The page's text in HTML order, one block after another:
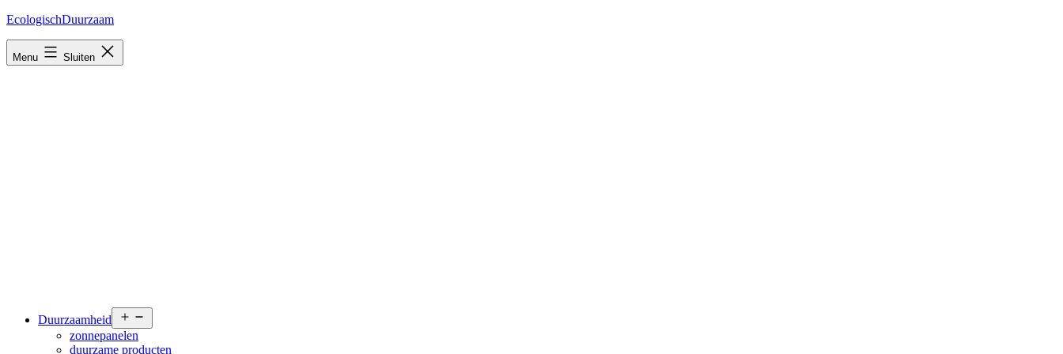
Ga
inhoud
EcologischDuurzaam
Menu Sluiten
Duurzaamheid
menu
zonnepanelen
duurzame producten